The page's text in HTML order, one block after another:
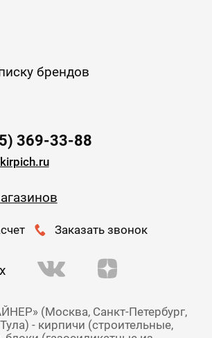
брендов
369-33-88
Заказать звонок
(Москва, Санкт-Петербург,
- кирпичи (строительные,